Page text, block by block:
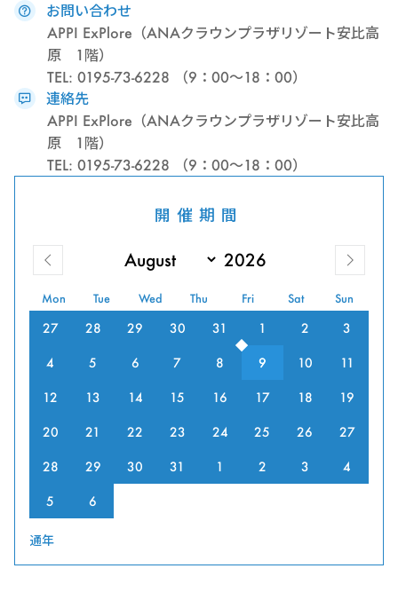
お問い合わせ
APPI ExPlore（ANAクラウンプラザリゾート安比高
原 1階）
TEL: 0195-73-6228 （9：00～18：00）
連絡先
APPI ExPlore（ANAクラウンプラザリゾート安比高
原 1階）
TEL: 0195-73-6228 （9：00～18：00）
開催期間
Mon Tue Wed Thu Fri Sat Sun
27 28 29 30 31 1 2 3
4 5 6 7 8 9 10 11
12 13 14 15 16 17 18 19
20 21 22 23 24 25 26 27
28 29 30 31 1 2 3 4
5 6
通年